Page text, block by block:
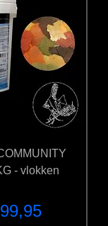
- vlokken